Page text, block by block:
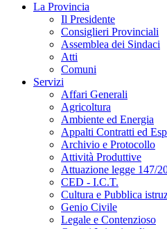
La Provincia
Il Presidente
Consiglieri Provinciali
Assemblea dei Sindaci
Atti
Comuni
Servizi
Affari Generali
Agricoltura
Ambiente ed Energia
Appalti Contratti ed
Archivio e Protocollo
Attività Produttive
Attuazione legge 147/
CED - I.C.T.
Cultura e Pubblica
Genio Civile
Legale e Contenzioso